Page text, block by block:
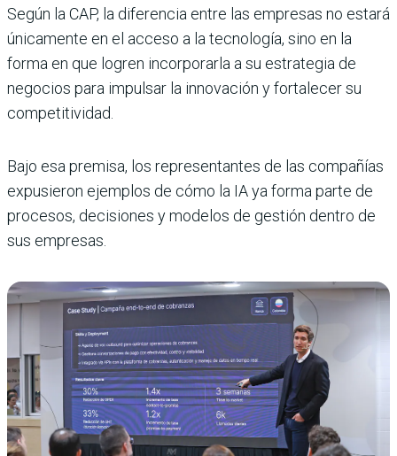
Según la CAP, la diferencia entre las empresas no estará
únicamente en el acceso a la tecnología, sino en la
forma en que logren incorporarla a su estrategia de
negocios para impulsar la innovación y fortalecer su
competitividad.
Bajo esa premisa, los representantes de las compañías
expusieron ejemplos de cómo la IA ya forma parte de
procesos, decisiones y modelos de gestión dentro de
sus empresas.